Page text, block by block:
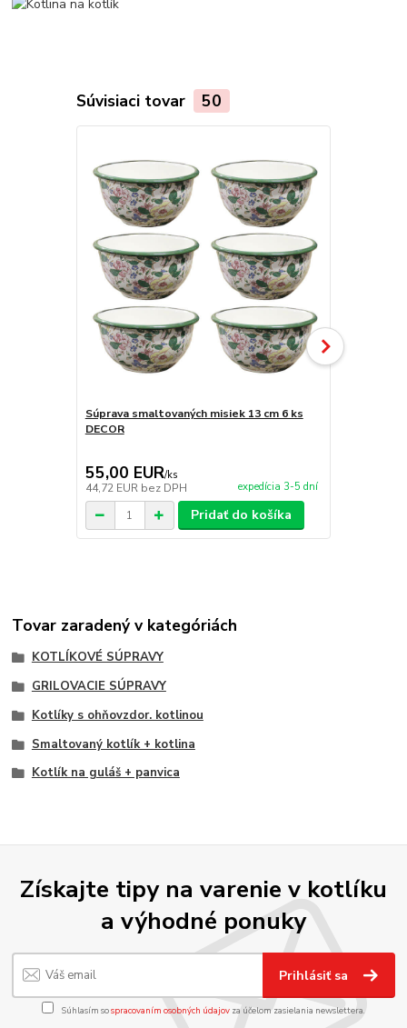
Súvisiaci tovar 50
Súprava smaltovaných misiek 13 cm 6 ks
DECOR
55,00 EUR/ks
44,72 EUR bez DPH expedícia 3-5 dní
Pridať do košíka
Tovar zaradený v kategóriách
KOTLÍKOVÉ SÚPRAVY
GRILOVACIE SÚPRAVY
Kotlíky s ohňovzdor. kotlinou
Smaltovaný kotlík + kotlina
Kotlík na guláš + panvica
Získajte tipy na varenie v kotlíku
a výhodné ponuky
Prihlásiť sa
Súhlasím sospracovaním osobných údajov za účelom zasielania newslettera.